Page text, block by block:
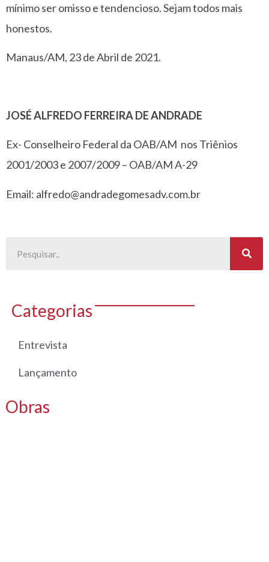
mínimo ser omisso e tendencioso. Sejam todos mais
honestos.
Manaus/AM, 23 de Abril de 2021.
JOSÉ ALFREDO FERREIRA DE ANDRADE
Ex- Conselheiro Federal da OAB/AM nos Triênios
2001/2003 e 2007/2009 – OAB/AM A-29
Email: alfredo@andradegomesadv.com.br
Categorias
Entrevista
Lançamento
Obras